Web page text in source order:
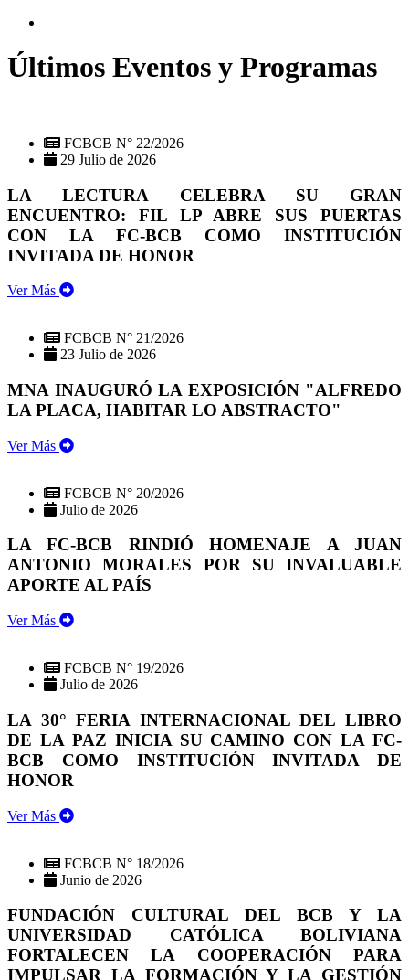
Últimos Eventos y Programas
FCBCB N° 22/2026
29 Julio de 2026
LA LECTURA CELEBRA SU GRAN
ENCUENTRO: FIL LP ABRE SUS PUERTAS
CON LA FC-BCB COMO INSTITUCIÓN
INVITADA DE HONOR
Ver Más
FCBCB N° 21/2026
23 Julio de 2026
MNA INAUGURÓ LA EXPOSICIÓN "ALFREDO
LA PLACA, HABITAR LO ABSTRACTO"
Ver Más
FCBCB N° 20/2026
Julio de 2026
LA FC-BCB RINDIÓ HOMENAJE A JUAN
ANTONIO MORALES POR SU INVALUABLE
APORTE AL PAÍS
Ver Más
FCBCB N° 19/2026
Julio de 2026
LA 30° FERIA INTERNACIONAL DEL LIBRO
DE LA PAZ INICIA SU CAMINO CON LA FC-
BCB COMO INSTITUCIÓN INVITADA DE
HONOR
Ver Más
FCBCB N° 18/2026
Junio de 2026
FUNDACIÓN CULTURAL DEL BCB Y LA
UNIVERSIDAD CATÓLICA BOLIVIANA
FORTALECEN LA COOPERACIÓN PARA
IMPULSAR LA FORMACIÓN Y LA GESTIÓN